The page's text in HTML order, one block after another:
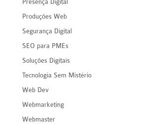
Presença Digital
Produções Web
Segurança Digital
SEO para PMEs
Soluções Digitais
Tecnologia Sem Mistério
Web Dev
Webmarketing
Webmaster